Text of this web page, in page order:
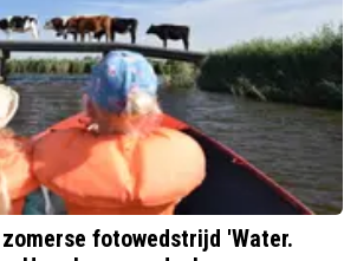
fotowedstrijd 'Water.